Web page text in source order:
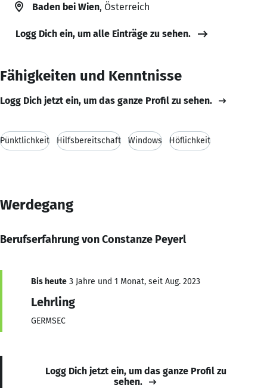
Baden bei Wien, Österreich
Logg Dich ein, um alle Einträge zu sehen.
Fähigkeiten und Kenntnisse
Logg Dich jetzt ein, um das ganze Profil zu sehen.
Pünktlichkeit Hilfsbereitschaft Windows Höflichkeit
Werdegang
Berufserfahrung von Constanze Peyerl
Bis heute 3 Jahre und 1 Monat, seit Aug. 2023
Lehrling
GERMSEC
Logg Dich jetzt ein, um das ganze Profil zu
sehen.